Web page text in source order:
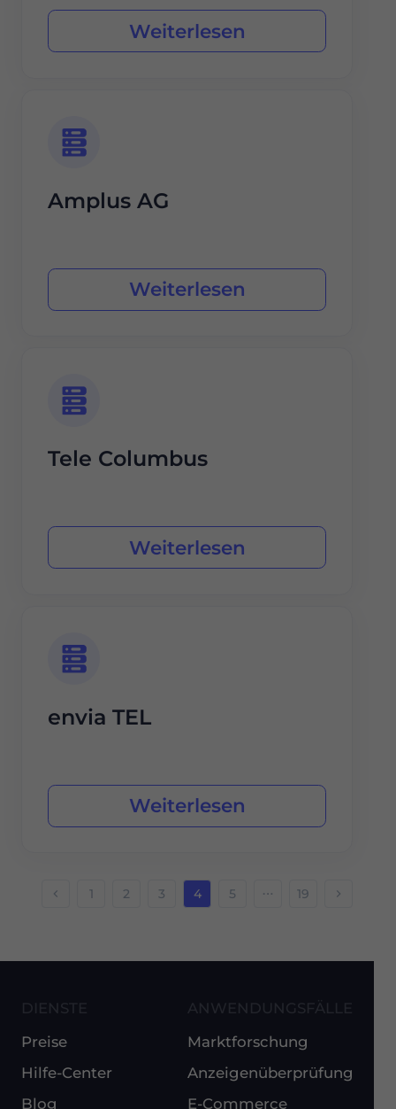
Weiterlesen
Amplus AG
Weiterlesen
Tele Columbus
Weiterlesen
envia TEL
Weiterlesen
1 2 3 4 5 19
DIENSTE
Preise
Hilfe-Center
Blog
ANWENDUNGSFÄLLE
Marktforschung
Anzeigenüberprüfung
E-Commerce